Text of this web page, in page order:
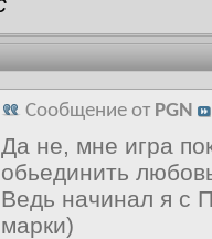
Сообщение от PGN
Да не, мне игра
обьединить
Ведь начинал я с
марки)